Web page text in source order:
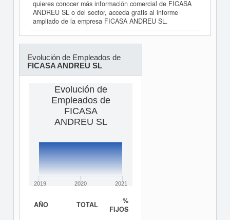
quieres conocer más información comercial de FICASA
ANDREU SL o del sector, acceda gratis al informe
ampliado de la empresa FICASA ANDREU SL.
Evolución de Empleados de
FICASA ANDREU SL
Evolución de
Empleados de
FICASA
ANDREU SL
2019 2020 2021
AÑO TOTAL
%
FIJOS